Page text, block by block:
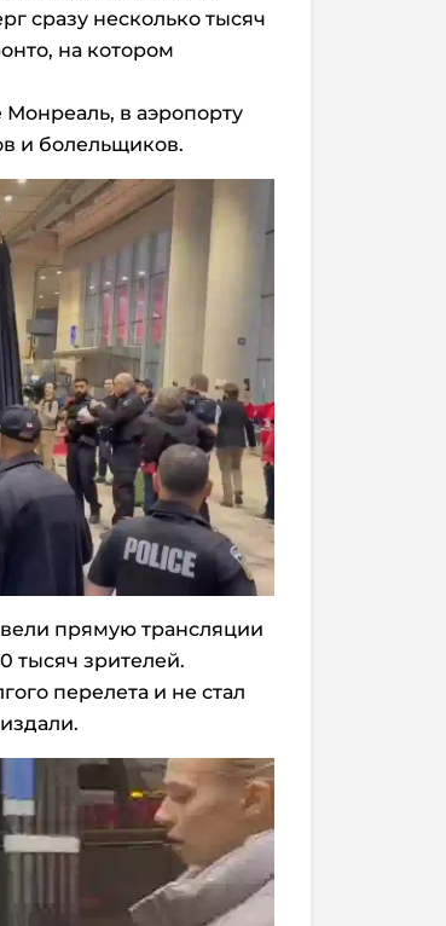
сразу несколько тысяч
на котором
в аэропорту
и болельщиков.
прямую трансляции
тысяч зрителей.
перелета и не стал